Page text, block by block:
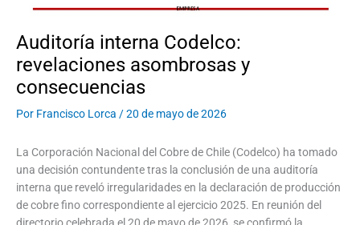
Auditoría interna Codelco:
revelaciones asombrosas y
consecuencias
Por Francisco Lorca /20 de mayo de 2026
La Corporación Nacional del Cobre de Chile (Codelco) ha tomado
una decisión contundente tras la conclusión de una auditoría
interna que reveló irregularidades en la declaración de producción
de cobre fino correspondiente al ejercicio 2025. En reunión del